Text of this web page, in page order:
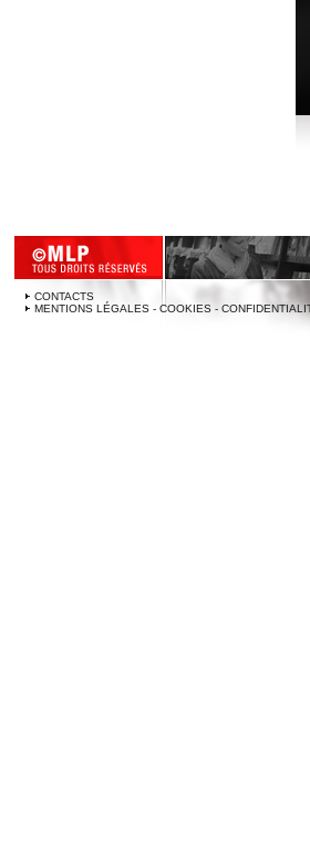
CONTACTS
MENTIONS LÉGALES - COOKIES -